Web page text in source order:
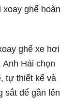
ghế hoàn
ghế xe hơi
Hải chọn
tự thiết kế và
sắt để gắn lên